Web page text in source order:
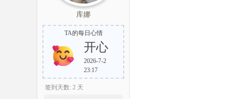
库娜
TA的每日心情
开心
2026-7-2
23:17
签到天数: 2 天